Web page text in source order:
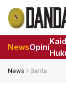
NewsOpini
News Berita